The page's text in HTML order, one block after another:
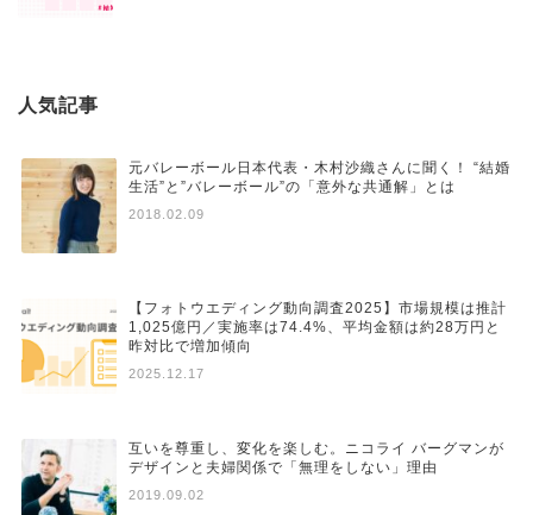
人気記事
元バレーボール日本代表・木村沙織さんに聞く！ “結婚
生活”と”バレーボール”の「意外な共通解」とは
2018.02.09
【フォトウエディング動向調査2025】市場規模は推計
1,025億円／実施率は74.4%、平均金額は約28万円と
昨対比で増加傾向
2025.12.17
互いを尊重し、変化を楽しむ。ニコライ バーグマンが
デザインと夫婦関係で「無理をしない」理由
2019.09.02